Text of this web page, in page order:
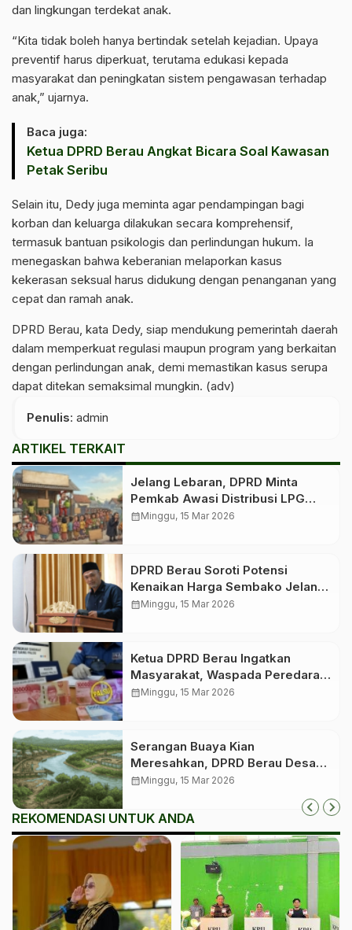
dan lingkungan terdekat anak.
“Kita tidak boleh hanya bertindak setelah kejadian. Upaya
preventif harus diperkuat, terutama edukasi kepada
masyarakat dan peningkatan sistem pengawasan terhadap
anak,” ujarnya.
Baca juga:
Ketua DPRD Berau Angkat Bicara Soal Kawasan
Petak Seribu
Selain itu, Dedy juga meminta agar pendampingan bagi
korban dan keluarga dilakukan secara komprehensif,
termasuk bantuan psikologis dan perlindungan hukum. Ia
menegaskan bahwa keberanian melaporkan kasus
kekerasan seksual harus didukung dengan penanganan yang
cepat dan ramah anak.
DPRD Berau, kata Dedy, siap mendukung pemerintah daerah
dalam memperkuat regulasi maupun program yang berkaitan
dengan perlindungan anak, demi memastikan kasus serupa
dapat ditekan semaksimal mungkin. (adv)
Penulis: admin
ARTIKEL TERKAIT
Jelang Lebaran, DPRD Minta
Pemkab Awasi Distribusi LPG
Bersubsidi
calendar_monthMinggu, 15 Mar 2026
DPRD Berau Soroti Potensi
Kenaikan Harga Sembako Jelang
Idulfitri
calendar_monthMinggu, 15 Mar 2026
Ketua DPRD Berau Ingatkan
Masyarakat, Waspada Peredaran
Uang Palsu Jelang Lebaran
calendar_monthMinggu, 15 Mar 2026
Serangan Buaya Kian
Meresahkan, DPRD Berau Desak
Pemerintah Segera Bangun
calendar_monthMinggu, 15 Mar 2026
REKOMENDASI UNTUK ANDA